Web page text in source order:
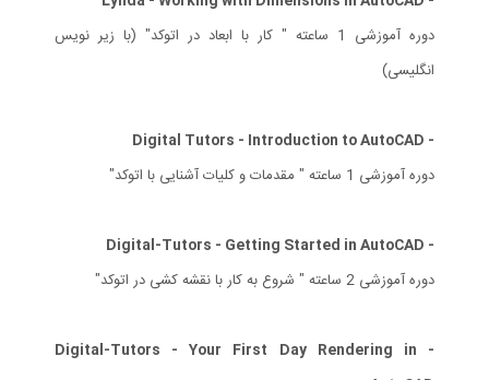
دوره آموزشی 1 ساعته " کار با ابعاد در اتوکد" (با زیر نویس
انگلیسی)
- Digital Tutors - Introduction to AutoCAD
دوره آموزشی 1 ساعته " مقدمات و کلیات آشنایی با اتوکد"
- Digital-Tutors - Getting Started in AutoCAD
دوره آموزشی 2 ساعته " شروع به کار با نقشه کشی در اتوکد"
- Digital-Tutors - Your First Day Rendering in